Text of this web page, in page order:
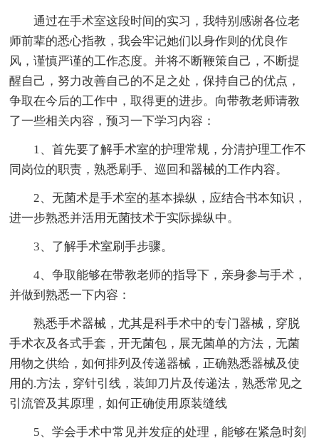
通过在手术室这段时间的实习，我特别感谢各位老
师前辈的悉心指教，我会牢记她们以身作则的优良作
风，谨慎严谨的工作态度。并将不断鞭策自己，不断提
醒自己，努力改善自己的不足之处，保持自己的优点，
争取在今后的工作中，取得更的进步。向带教老师请教
了一些相关内容，预习一下学习内容：
1、首先要了解手术室的护理常规，分清护理工作不
同岗位的职责，熟悉刷手、巡回和器械的工作内容。
2、无菌术是手术室的基本操纵，应结合书本知识，
进一步熟悉并活用无菌技术于实际操纵中。
3、了解手术室刷手步骤。
4、争取能够在带教老师的指导下，亲身参与手术，
并做到熟悉一下内容：
熟悉手术器械，尤其是科手术中的专门器械，穿脱
手术衣及各式手套，开无菌包，展无菌单的方法，无菌
用物之供给，如何排列及传递器械，正确熟悉器械及使
用的.方法，穿针引线，装卸刀片及传递法，熟悉常见之
引流管及其原理，如何正确使用原装缝线
5、学会手术中常见并发症的处理，能够在紧急时刻